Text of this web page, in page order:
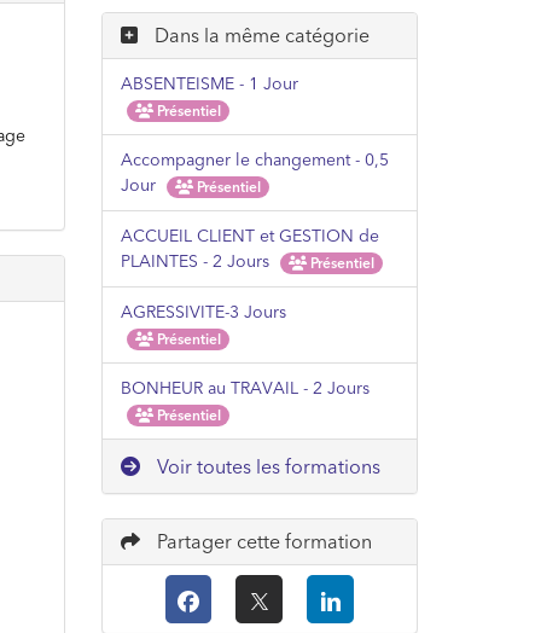
Dans la même catégorie
ABSENTEISME - 1 Jour
Présentiel
Accompagner le changement - 0,5
Jour
Présentiel
ACCUEIL CLIENT et GESTION de
PLAINTES - 2 Jours
Présentiel
AGRESSIVITE-3 Jours
Présentiel
BONHEUR au TRAVAIL - 2 Jours
Présentiel
Voir toutes les formations
Partager cette formation